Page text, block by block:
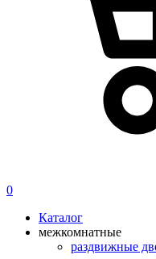
0
Каталог
межкомнатные
раздвижные